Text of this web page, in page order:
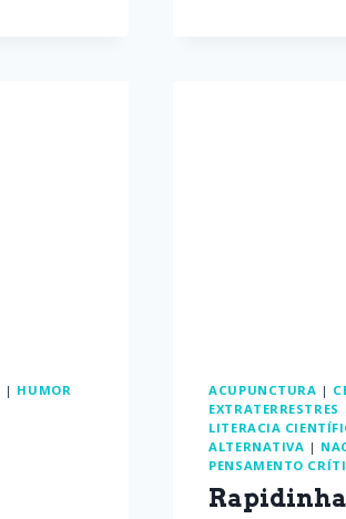
| HUMOR ACUPUNCTURA |
EXTRATERRESTRES
LITERACIA
ALTERNATIVA |
PENSAMENTO